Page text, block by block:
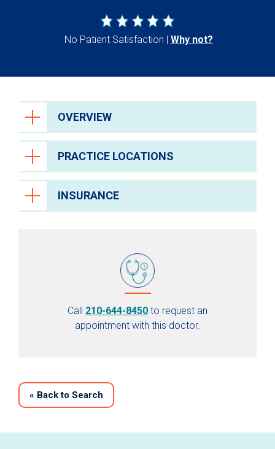
No Patient Satisfaction Why not?
OVERVIEW
PRACTICE LOCATIONS
INSURANCE
Call 210-644-8450 to request an
appointment with this doctor.
« Back to Search